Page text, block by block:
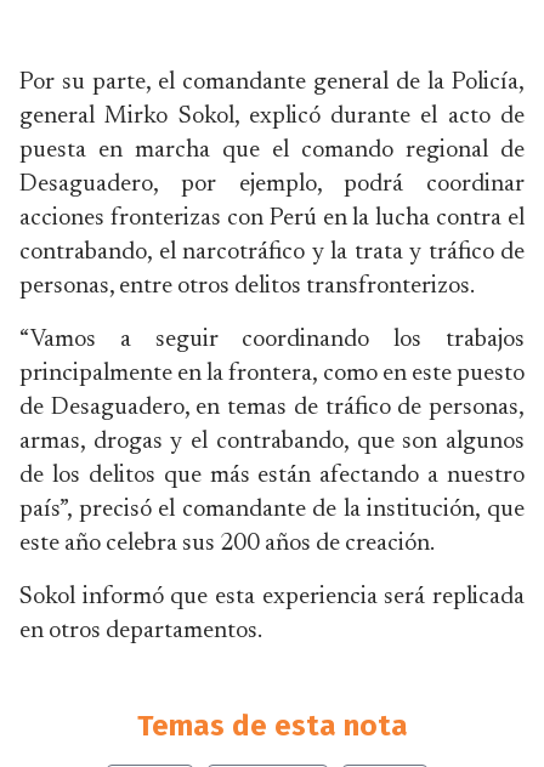
Por su parte, el comandante general de la Policía,
general Mirko Sokol, explicó durante el acto de
puesta en marcha que el comando regional de
Desaguadero, por ejemplo, podrá coordinar
acciones fronterizas con Perú en la lucha contra el
contrabando, el narcotráfico y la trata y tráfico de
personas, entre otros delitos transfronterizos.
“Vamos a seguir coordinando los trabajos
principalmente en la frontera, como en este puesto
de Desaguadero, en temas de tráfico de personas,
armas, drogas y el contrabando, que son algunos
de los delitos que más están afectando a nuestro
país”, precisó el comandante de la institución, que
este año celebra sus 200 años de creación.
Sokol informó que esta experiencia será replicada
en otros departamentos.
Temas de esta nota